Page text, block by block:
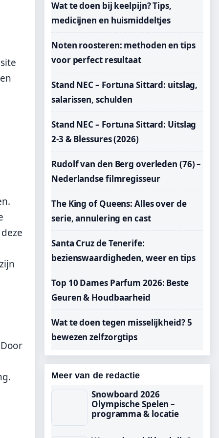
Wat te doen bij keelpijn? Tips,
medicijnen en huismiddeltjes
Noten roosteren: methoden en tips
voor perfect resultaat
Stand NEC – Fortuna Sittard: uitslag,
salarissen, schulden
Stand NEC – Fortuna Sittard: Uitslag
2-3 & Blessures (2026)
Rudolf van den Berg overleden (76) –
Nederlandse filmregisseur
The King of Queens: Alles over de
serie, annulering en cast
Santa Cruz de Tenerife:
bezienswaardigheden, weer en tips
Top 10 Dames Parfum 2026: Beste
Geuren & Houdbaarheid
Wat te doen tegen misselijkheid? 5
bewezen zelfzorgtips
Meer van de redactie
Snowboard 2026
Olympische Spelen –
programma & locatie